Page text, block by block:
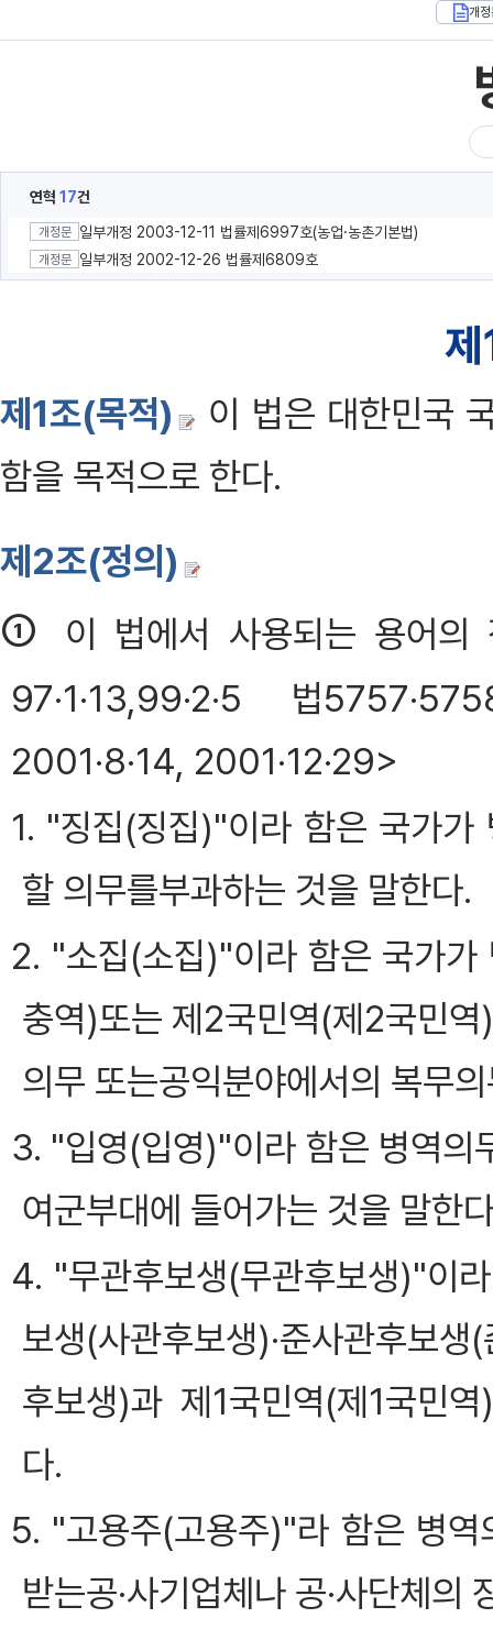
개정
연혁 17건
개정문 일부개정 2003-12-11 법률제6997호(농업·농촌기본법)
개정문 일부개정 2002-12-26 법률제6809호
제1조(목적)
이 법은 대한민국
함을 목적으로 한다.
제2조(정의)
①
이 법에서 사용되는 용어
97·1·13,99·2·5 법
2001·8·14, 2001·12·29>
1. "징집(징집)"이라 함은 국가가
할 의무를부과하는 것을 말한다.
2. "소집(소집)"이라 함은 국가가
충역)또는 제2국민역(제2국민
의무 또는공익분야에서의 복무
3. "입영(입영)"이라 함은 병역의
여군부대에 들어가는 것을 말한
4. "무관후보생(무관후보생)"이
보생(사관후보생)·준사관후보
후보생)과 제1국민역(제1국민
다.
5. "고용주(고용주)"라 함은 병역
받는공·사기업체나 공·사단체의